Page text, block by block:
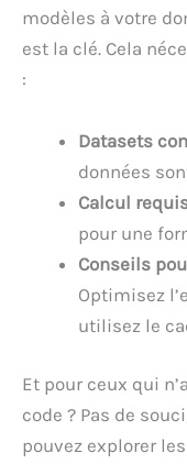
modèles à votre
est la clé. Cela
:
Datasets
données
Calcul
pour une
Conseils
Optimisez
utilisez le
Et pour ceux qui
code ? Pas de
pouvez explorer